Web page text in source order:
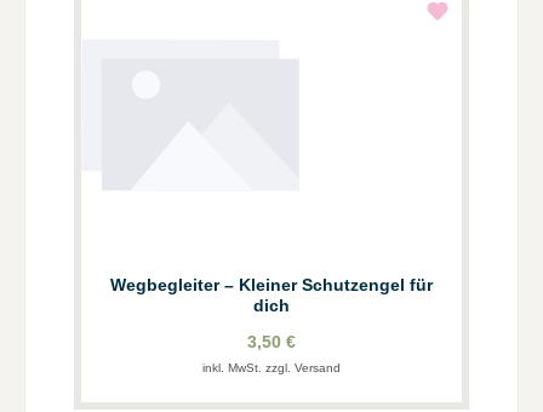
Wegbegleiter – Kleiner Schutzengel für
dich
3,50 €
inkl. MwSt. zzgl. Versand